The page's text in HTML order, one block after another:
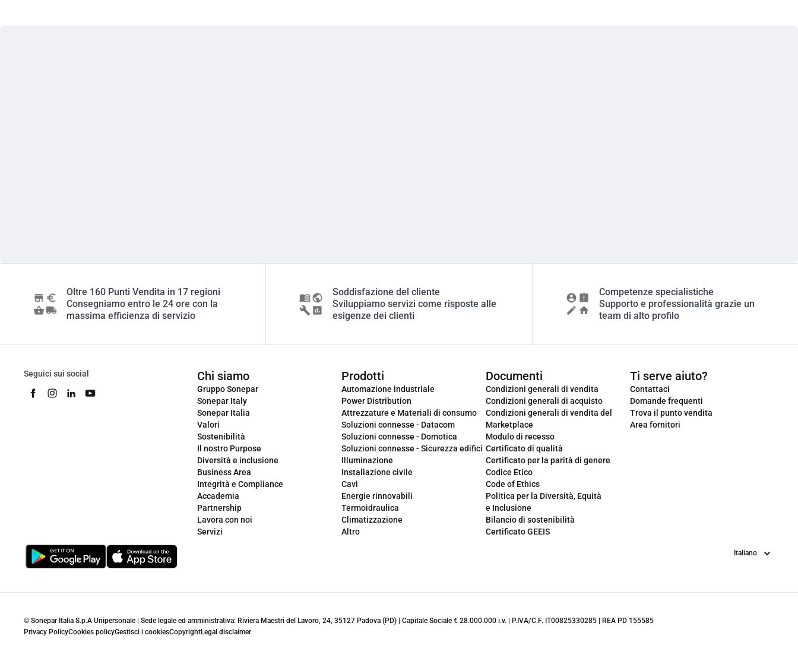
Oltre 160 Punti Vendita in 17 regioni
Consegniamo entro le 24 ore con la
massima efficienza di servizio
Soddisfazione del cliente
Sviluppiamo servizi come risposte alle
esigenze dei clienti
Competenze specialistiche
Supporto e professionalità grazie un
team di alto profilo
Seguici sui social Chi siamo
Gruppo Sonepar
Sonepar Italy
Sonepar Italia
Valori
Sostenibilità
Il nostro Purpose
Diversità e inclusione
Business Area
Integrità e Compliance
Accademia
Partnership
Lavora con noi
Servizi
Prodotti
Automazione industriale
Power Distribution
Attrezzature e Materiali di consumo
Soluzioni connesse - Datacom
Soluzioni connesse - Domotica
Soluzioni connesse - Sicurezza edifici
Illuminazione
Installazione civile
Cavi
Energie rinnovabili
Termoidraulica
Climatizzazione
Altro
Documenti
Condizioni generali di vendita
Condizioni generali di acquisto
Condizioni generali di vendita del
Marketplace
Modulo di recesso
Certificato di qualità
Certificato per la parità di genere
Codice Etico
Code of Ethics
Politica per la Diversità, Equità
e Inclusione
Bilancio di sostenibilità
Certificato GEEIS
Ti serve aiuto?
Contattaci
Domande frequenti
Trova il punto vendita
Area fornitori
Lingua
© Sonepar Italia S.p.A Unipersonale | Sede legale ed amministrativa: Riviera Maestri del Lavoro, 24, 35127 Padova (PD) | Capitale Sociale € 28.000.000 i.v. | P.IVA/C.F. IT00825330285 | REA PD 155585
Privacy PolicyCookies policyGestisci i cookiesCopyrightLegal disclaimer